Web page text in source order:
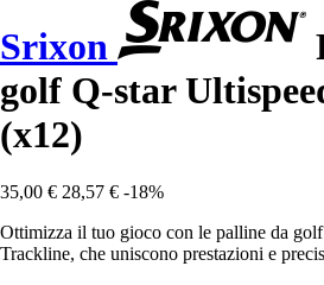
Srixon
golf Q-star
(x12)
35,00 € 28,57 € -18%
Ottimizza il tuo gioco con le palline da
Trackline, che uniscono prestazioni e